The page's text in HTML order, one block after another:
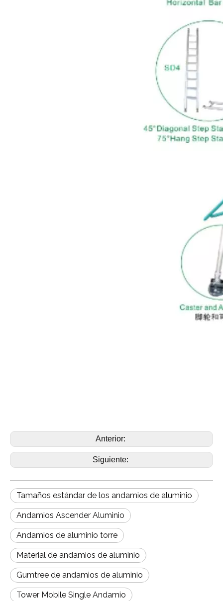
Anterior:
Siguiente:
Tamaños estándar de los andamios de aluminio
Andamios Ascender Aluminio
Andamios de aluminio torre
Material de andamios de aluminio
Gumtree de andamios de aluminio
Tower Mobile Single Andamio